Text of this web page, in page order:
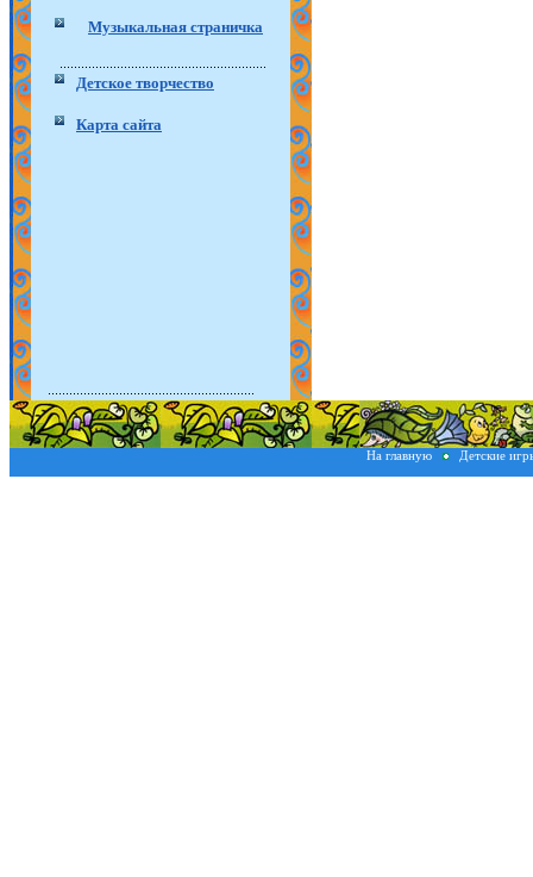
Музыкальная страничка
Детское творчество
Карта сайта
На главную Детские